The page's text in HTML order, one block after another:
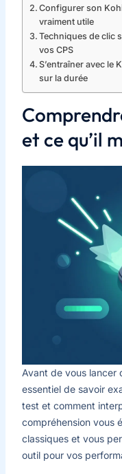
Configurer son
vraiment utile
Techniques de clic
vos CPS
S’entraîner avec le
sur la durée
et ce qu’il
Avant de vous lancer
essentiel de savoir
test et comment
compréhension vous
classiques et vous
outil pour vos